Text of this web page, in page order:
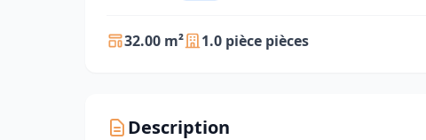
32.00 m² 1.0 pièce pièces
Description